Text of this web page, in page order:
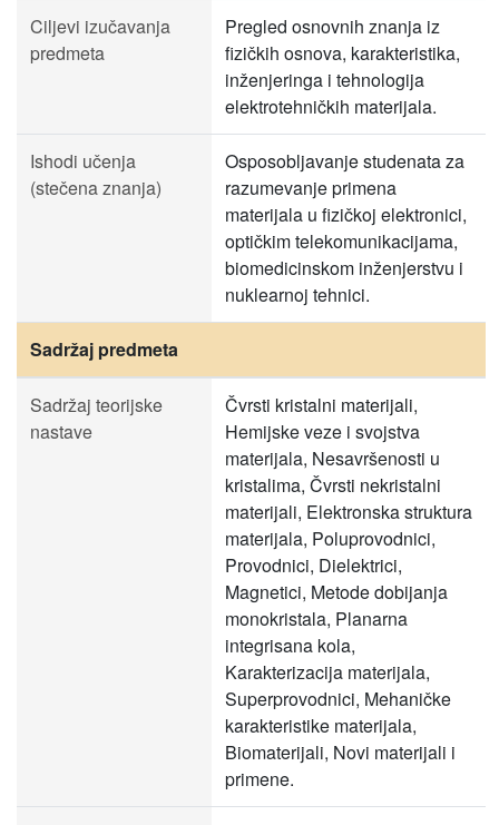
Ciljevi izučavanja
predmeta
Pregled osnovnih znanja iz
fizičkih osnova, karakteristika,
inženjeringa i tehnologija
elektrotehničkih materijala.
Ishodi učenja
(stečena znanja)
Osposobljavanje studenata za
razumevanje primena
materijala u fizičkoj elektronici,
optičkim telekomunikacijama,
biomedicinskom inženjerstvu i
nuklearnoj tehnici.
Sadržaj predmeta
Sadržaj teorijske
nastave
Čvrsti kristalni materijali,
Hemijske veze i svojstva
materijala, Nesavršenosti u
kristalima, Čvrsti nekristalni
materijali, Elektronska struktura
materijala, Poluprovodnici,
Provodnici, Dielektrici,
Magnetici, Metode dobijanja
monokristala, Planarna
integrisana kola,
Karakterizacija materijala,
Superprovodnici, Mehaničke
karakteristike materijala,
Biomaterijali, Novi materijali i
primene.